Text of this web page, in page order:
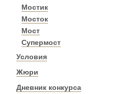
Мостик
Мосток
Мост
Супермост
Условия
Жюри
Дневник конкурса